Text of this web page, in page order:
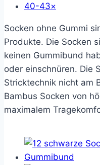
40-43×
Socken ohne Gummi
Produkte. Die Socken
keinen Gummibund
oder einschnüren. Die
Stricktechnik nicht am
Bambus Socken von
maximalem